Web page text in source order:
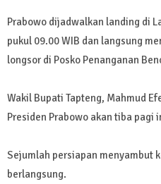
Prabowo dijadwalkan landing di
pukul 09.00 WIB dan langsung
longsor di Posko Penanganan
Wakil Bupati Tapteng, Mahmud
Presiden Prabowo akan tiba pagi
Sejumlah persiapan menyambut
berlangsung.